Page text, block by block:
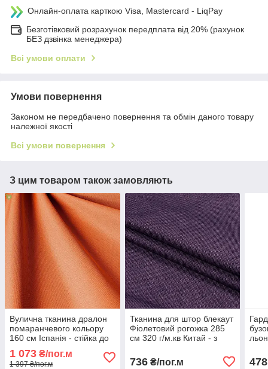
Онлайн-оплата карткою Visa, Mastercard - LiqPay
Безготівковий розрахунок передплата від 20% (рахунок
БЕЗ дзвінка менеджера)
Всі умови оплати
Умови повернення
Законом не передбачено повернення та обмін даного товару
належної якості
Всі умови повернення
З цим товаром також замовляють
Вулична тканина дралон
помаранчевого кольору
160 см Іспанія - стійка до
1 073 ₴/пог.м
1 397 ₴/пог.м
Тканина для штор блекаут
Фіолетовий рогожка 285
см 320 г/м.кв Китай - з
736₴/пог.м
вікні
478